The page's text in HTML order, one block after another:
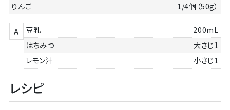
りんご
1/4個（50g）
A 豆乳
200mL
はちみつ
大さじ1
レモン汁
小さじ1
レシピ